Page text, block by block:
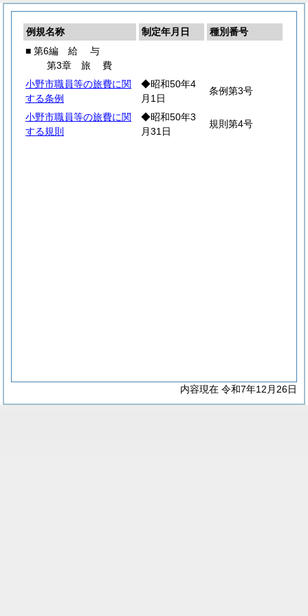
例規名称 制定年月日
種別番号
■ 第6編 給 与
第3章 旅費
小野市職員等の旅費に関
する条例
◆昭和50年4
月1日
条例第3号
小野市職員等の旅費に関
する規則
◆昭和50年3
月31日
規則第4号
内容現在 令和7年12月26日